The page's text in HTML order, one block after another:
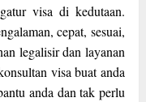
visa di kedutaan.
cepat, sesuai,
legalisir dan layanan
visa buat anda
anda dan tak perlu